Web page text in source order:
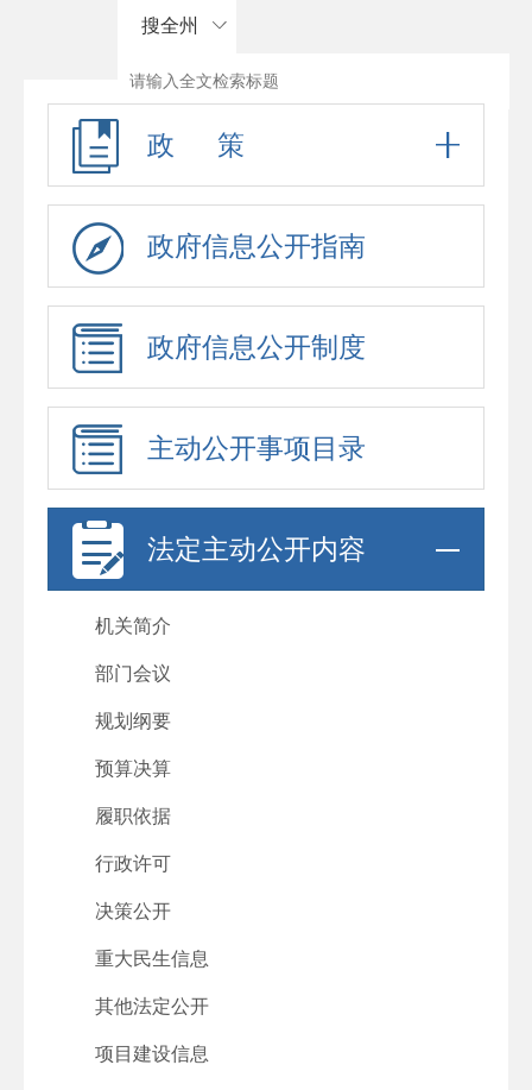
搜全州
政 策
政府信息公开指南
政府信息公开制度
主动公开事项目录
法定主动公开内容
机关简介
部门会议
规划纲要
预算决算
履职依据
行政许可
决策公开
重大民生信息
其他法定公开
项目建设信息